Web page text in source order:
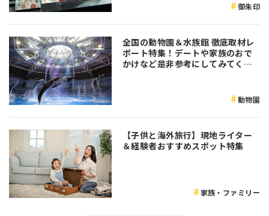
御朱印
全国の動物園＆水族館 徹底取材レ
ポート特集！デートや家族のおで
かけなど是非参考にしてみてくだ
動物園
【子供と海外旅行】現地ライター
＆経験者おすすめスポット特集
家族・ファミリー